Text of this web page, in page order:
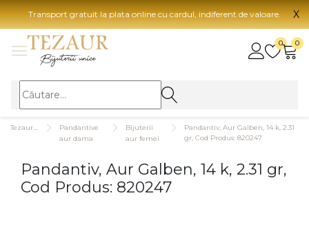
Transport gratuit la plata online cu cardul, indiferent de valoare. X
0 0
BIJUTERII
BIJUTERII FEMEI
Inele
Bratari
Pandantive
aur dama
Bijuterii
aur femei
Pandantiv, Aur Galben, 14 k, 2.31
gr, Cod Produs: 820247
Pandantiv, Aur Galben, 14 k, 2.31 gr,
Cod Produs: 820247